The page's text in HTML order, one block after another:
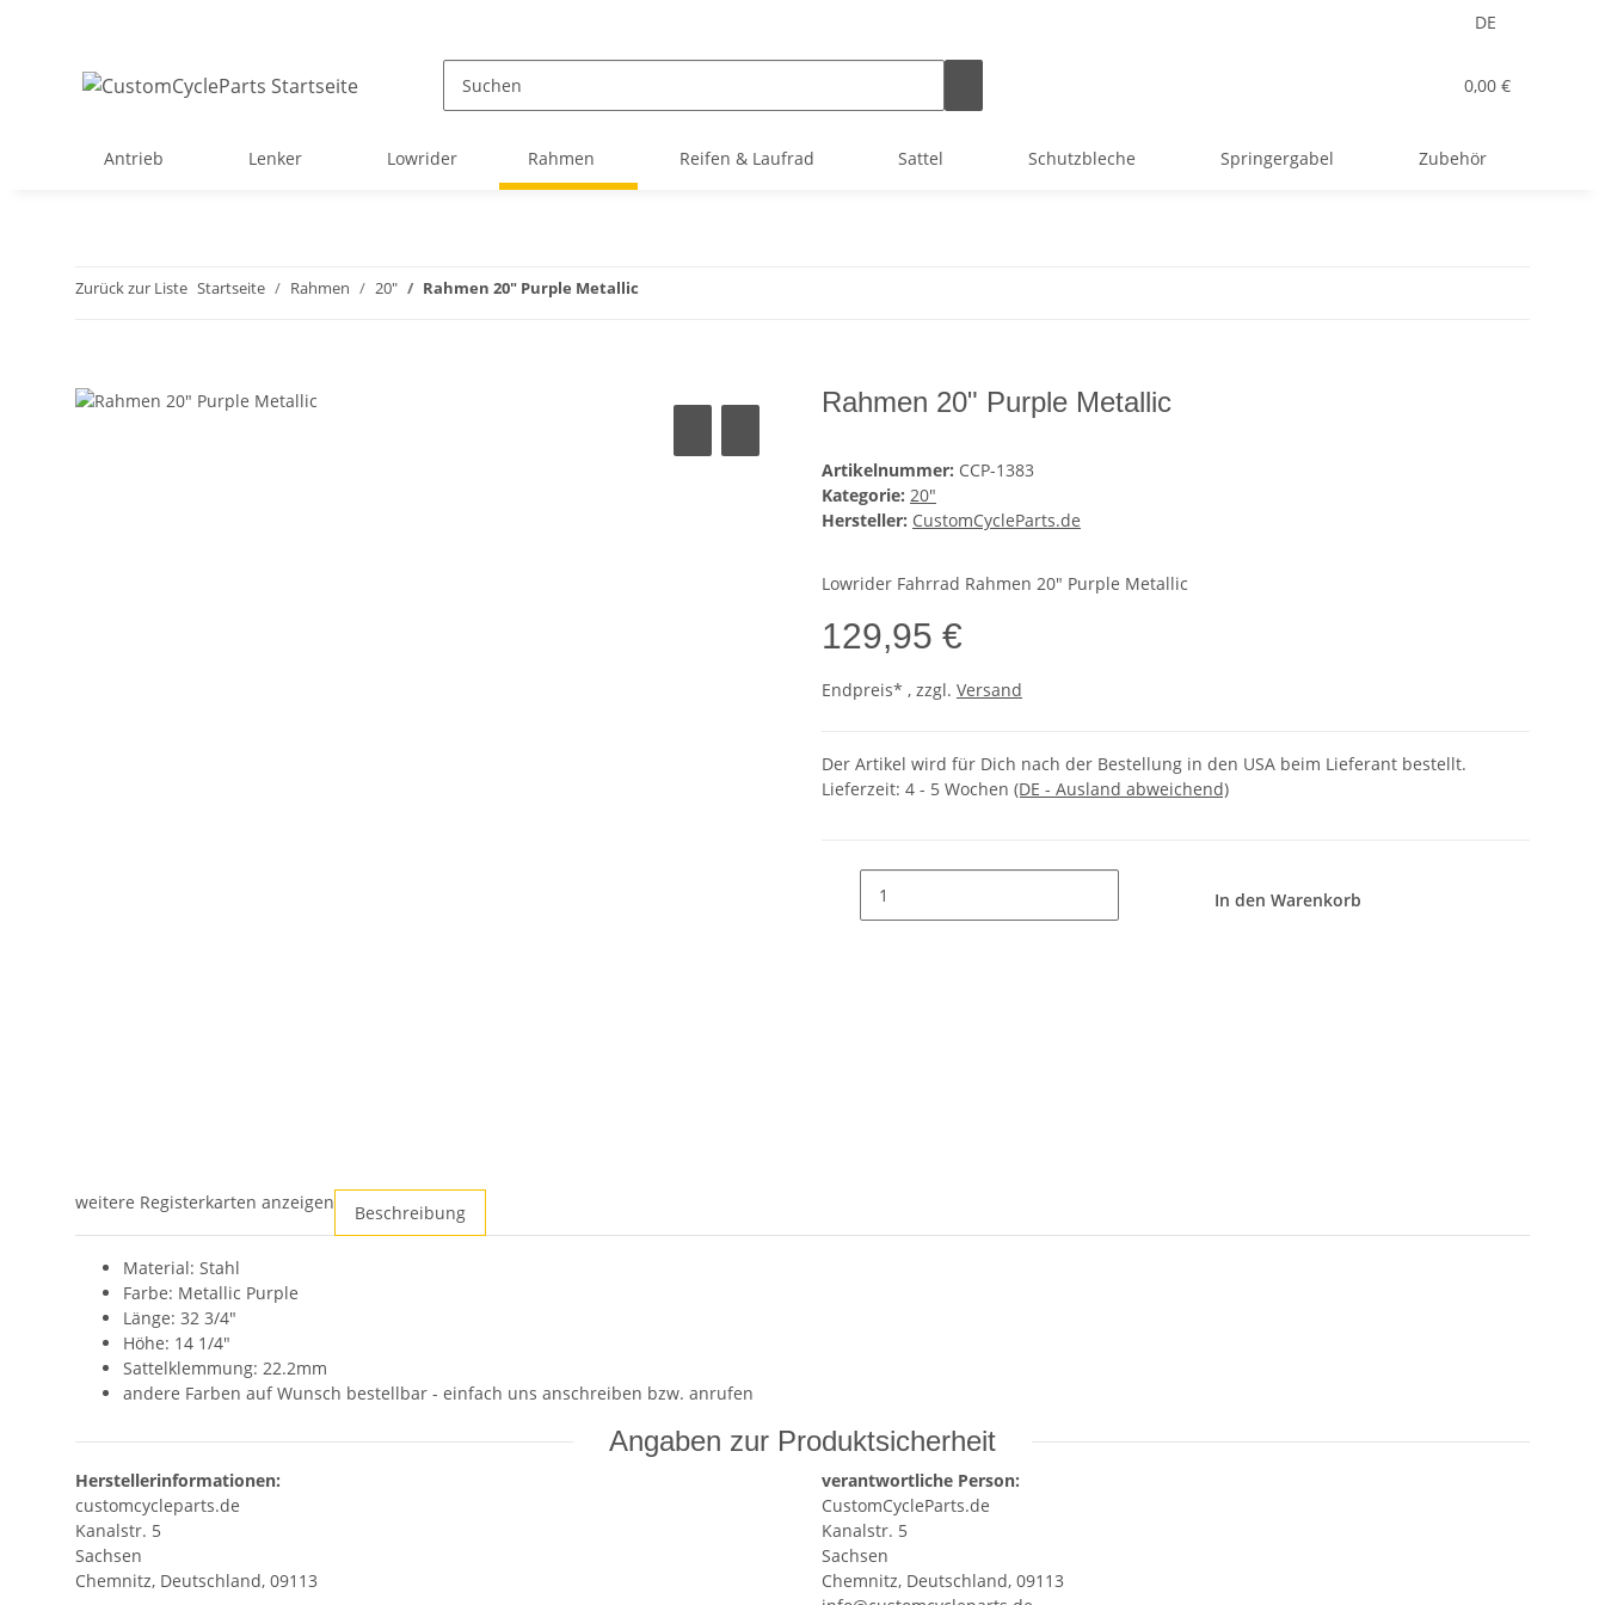
DE
0,00 €
Antrieb Lenker Lowrider Rahmen Reifen & Laufrad Sattel Schutzbleche Springergabel Zubehör
Zurück zur Liste Startseite Rahmen 20" Rahmen 20" Purple Metallic
Rahmen 20" Purple Metallic
Artikelnummer: CCP-1383
Kategorie: 20"
Hersteller: CustomCycleParts.de
Lowrider Fahrrad Rahmen 20" Purple Metallic
129,95 €
Endpreis* , zzgl. Versand
Der Artikel wird für Dich nach der Bestellung in den USA beim Lieferant bestellt.
Lieferzeit: 4 - 5 Wochen (DE - Ausland abweichend)
In den Warenkorb
weitere Registerkarten anzeigen Beschreibung
Material: Stahl
Farbe: Metallic Purple
Länge: 32 3/4"
Höhe: 14 1/4"
Sattelklemmung: 22.2mm
andere Farben auf Wunsch bestellbar - einfach uns anschreiben bzw. anrufen
Angaben zur Produktsicherheit
Herstellerinformationen:
customcycleparts.de
Kanalstr. 5
Sachsen
Chemnitz, Deutschland, 09113
verantwortliche Person:
CustomCycleParts.de
Kanalstr. 5
Sachsen
Chemnitz, Deutschland, 09113